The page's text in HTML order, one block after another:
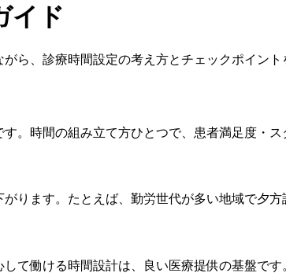
イド
ら、診療時間設定の考え方とチェックポイント
。時間の組み立て方ひとつで、患者満足度・ス
ります。たとえば、勤労世代が多い地域で夕方
て働ける時間設計は、良い医療提供の基盤です